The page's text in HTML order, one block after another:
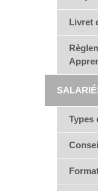
Livret
Types